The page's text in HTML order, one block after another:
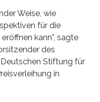
Weise, wie
für die
kann”, sagte
des
Stiftung für
in